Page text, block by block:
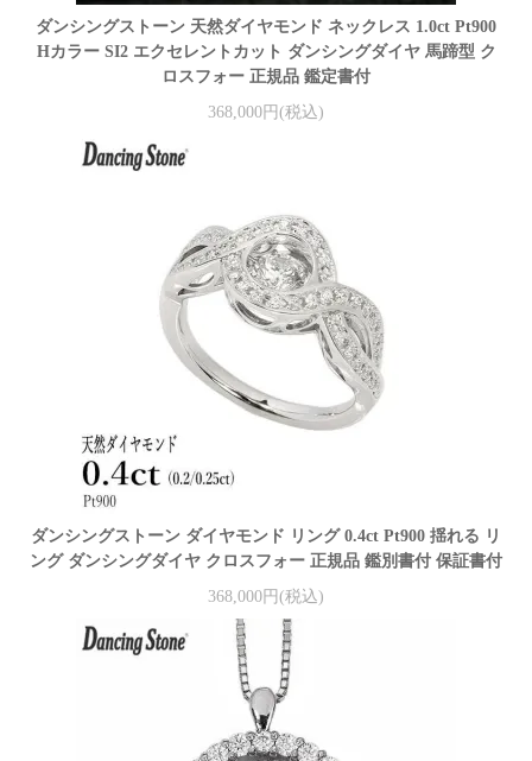
ダンシングストーン 天然ダイヤモンド ネックレス 1.0ct Pt900
Hカラー SI2 エクセレントカット ダンシングダイヤ 馬蹄型 ク
ロスフォー 正規品 鑑定書付
368,000円(税込)
ダンシングストーン ダイヤモンド リング 0.4ct Pt900 揺れる リ
ング ダンシングダイヤ クロスフォー 正規品 鑑別書付 保証書付
368,000円(税込)